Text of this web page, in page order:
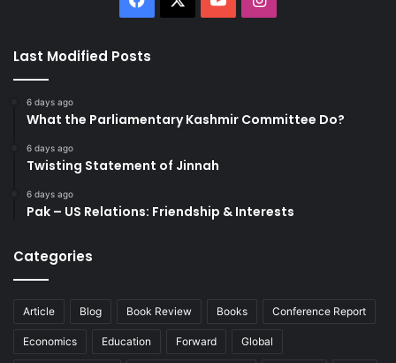
Last Modified Posts
6 days ago
What the Parliamentary Kashmir Committee Do?
6 days ago
Twisting Statement of Jinnah
6 days ago
Pak – US Relations: Friendship & Interests
Categories
Article Blog Book Review Books Conference Report
Economics Education Forward Global